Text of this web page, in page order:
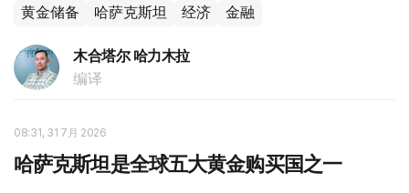
黄金储备 哈萨克斯坦 经济 金融
木合塔尔 哈力木拉
编译
08:31, 31 7月 2026
哈萨克斯坦是全球五大黄金购买国之一